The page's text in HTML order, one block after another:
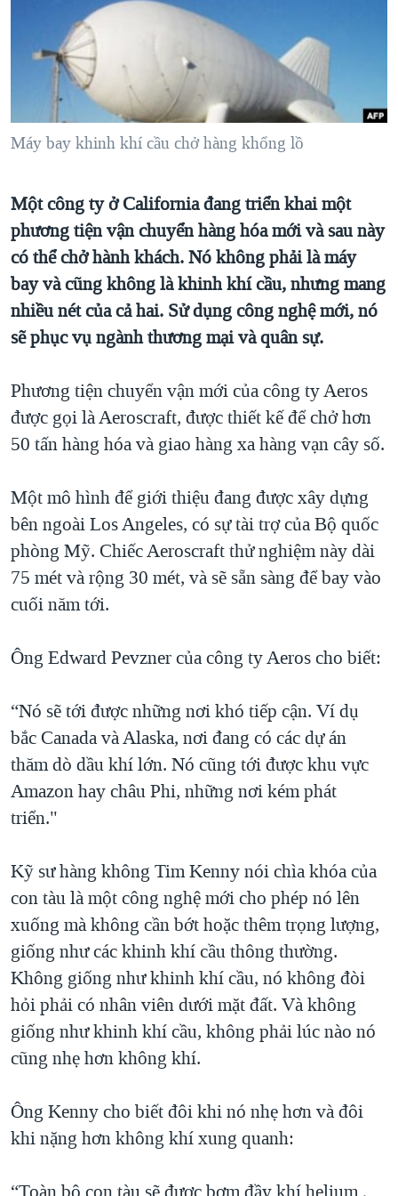
NGƯỜI VIỆT HẢI NGOẠI
ĐỜI SỐNG
KINH TẾ
SỨC KHOẺ
THỂ THAO
GIÁO DỤC
HÀNH TRÌNH BẦU CỬ 2024
MỘT NĂM CHIẾN TRANH TẠI DẢI GAZA
GIẢI MÃ VÀNH ĐAI & CON ĐƯỜNG
GROUND ZERO – XƯA VÀ NAY
CHI PHÍ CHIẾN TRANH AFGHANISTAN
CÁC GIÁ TRỊ CỘNG HÒA Ở VIỆT NAM
THƯỢNG ĐỈNH TRUMP-KIM TẠI VIỆT NAM
TRỊNH VĨNH BÌNH VS. CHÍNH PHỦ VIỆT NAM
BÊN KIA QUỐC LỘ: TIẾNG VỌNG TỪ NÔNG THÔN MỸ
QUAN HỆ VIỆT MỸ
NGHE
MẠNG XÃ HỘI
Máy bay khinh khí cầu chở hàng khổng lồ
Một công ty ở California đang triển khai một
phương tiện vận chuyển hàng hóa mới và sau này
có thể chở hành khách. Nó không phải là máy
bay và cũng không là khinh khí cầu, nhưng mang
nhiều nét của cả hai. Sử dụng công nghệ mới, nó
sẽ phục vụ ngành thương mại và quân sự.
Phương tiện chuyển vận mới của công ty Aeros
được gọi là Aeroscraft, được thiết kế để chở hơn
50 tấn hàng hóa và giao hàng xa hàng vạn cây số.
Một mô hình để giới thiệu đang được xây dựng
bên ngoài Los Angeles, có sự tài trợ của Bộ quốc
phòng Mỹ. Chiếc Aeroscraft thử nghiệm này dài
75 mét và rộng 30 mét, và sẽ sẵn sàng để bay vào
cuối năm tới.
Ông Edward Pevzner của công ty Aeros cho biết:
“Nó sẽ tới được những nơi khó tiếp cận. Ví dụ
bắc Canada và Alaska, nơi đang có các dự án
thăm dò dầu khí lớn. Nó cũng tới được khu vực
Amazon hay châu Phi, những nơi kém phát
triển."
Kỹ sư hàng không Tim Kenny nói chìa khóa của
con tàu là một công nghệ mới cho phép nó lên
xuống mà không cần bớt hoặc thêm trọng lượng,
giống như các khinh khí cầu thông thường.
Không giống như khinh khí cầu, nó không đòi
hỏi phải có nhân viên dưới mặt đất. Và không
giống như khinh khí cầu, không phải lúc nào nó
cũng nhẹ hơn không khí.
Ông Kenny cho biết đôi khi nó nhẹ hơn và đôi
khi nặng hơn không khí xung quanh: